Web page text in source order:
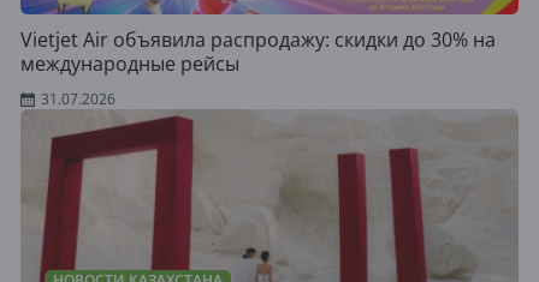
Vietjet Air объявила распродажу: скидки до 30% на
международные рейсы
31.07.2026